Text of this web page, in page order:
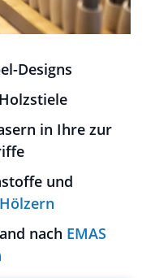
Designs
in Ihre zur
und
nach EMAS